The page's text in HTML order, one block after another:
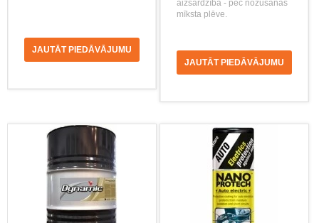
JAUTĀT PIEDĀVĀJUMU
aizsardzība - pēc nožūšanas
mīksta plēve.
JAUTĀT PIEDĀVĀJUMU